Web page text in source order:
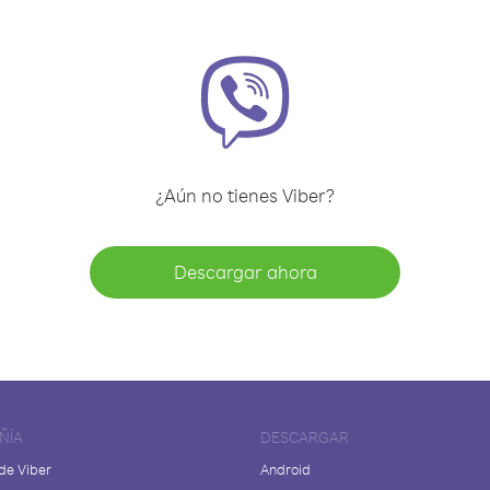
¿Aún no tienes Viber?
Descargar ahora
Viber
DESCARGAR
Android